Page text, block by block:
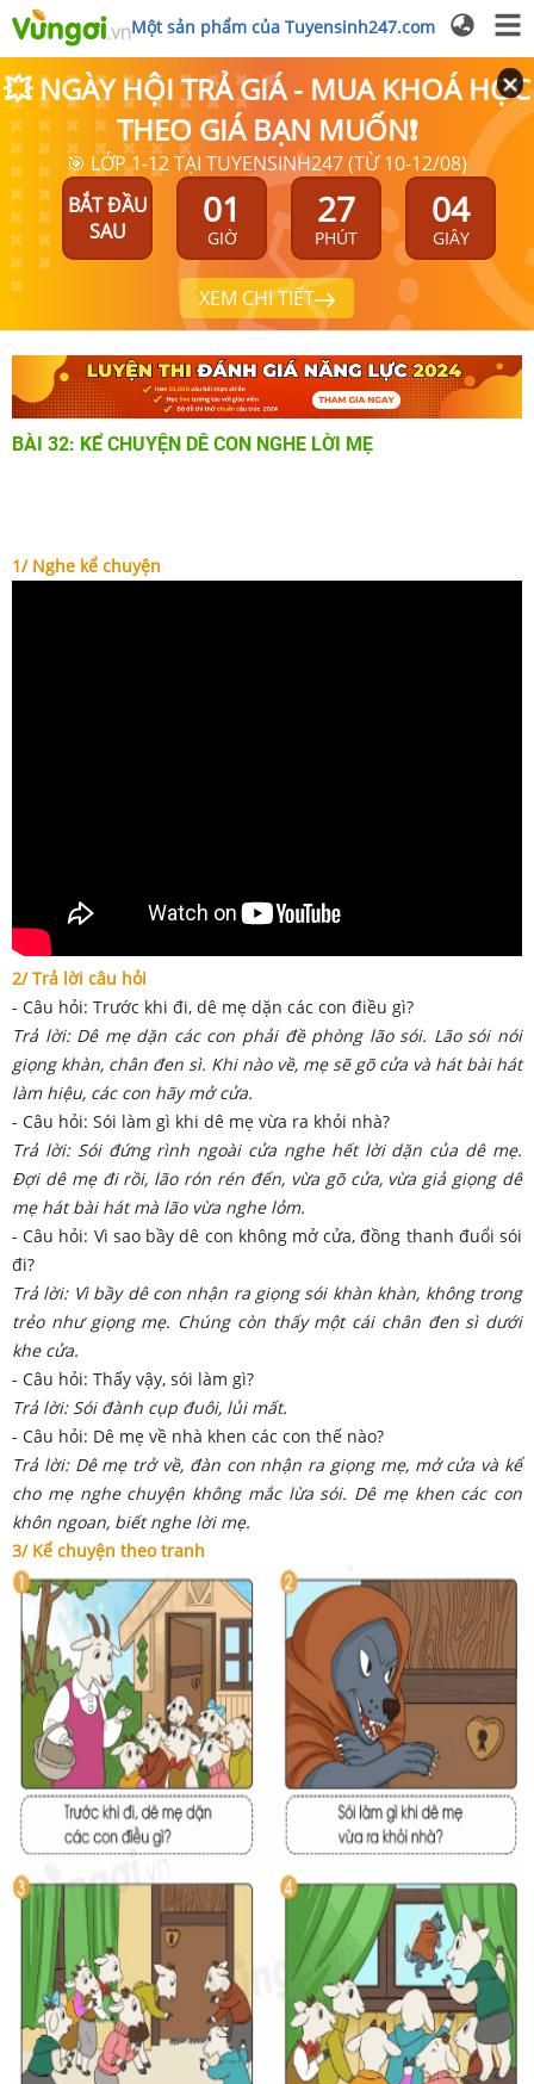
Một sản phẩm của Tuyensinh247.com
💥 NGÀY HỘI TRẢ GIÁ - MUA KHOÁ HỌC
THEO GIÁ BẠN MUỐN❗
🎯 LỚP 1-12 TẠI TUYENSINH247 (TỪ 10-12/08)
BẮT ĐẦU
SAU
01
GIỜ
27
PHÚT
03
GIÂY
XEM CHI TIẾT
BÀI 32: KỂ CHUYỆN DÊ CON NGHE LỜI MẸ
1/ Nghe kể chuyện
2/ Trả lời câu hỏi
- Câu hỏi: Trước khi đi, dê mẹ dặn các con điều gì?
Trả lời: Dê mẹ dặn các con phải đề phòng lão sói. Lão sói nói
giọng khàn, chân đen sì. Khi nào về, mẹ sẽ gõ cửa và hát bài hát
làm hiệu, các con hãy mở cửa.
- Câu hỏi: Sói làm gì khi dê mẹ vừa ra khỏi nhà?
Trả lời: Sói đứng rình ngoài cửa nghe hết lời dặn của dê mẹ.
Đợi dê mẹ đi rồi, lão rón rén đến, vừa gõ cửa, vừa giả giọng dê
mẹ hát bài hát mà lão vừa nghe lỏm.
- Câu hỏi: Vì sao bầy dê con không mở cửa, đồng thanh đuổi sói
đi?
Trả lời: Vì bầy dê con nhận ra giọng sói khàn khàn, không trong
trẻo như giọng mẹ. Chúng còn thấy một cái chân đen sì dưới
khe cửa.
- Câu hỏi: Thấy vậy, sói làm gì?
Trả lời: Sói đành cụp đuôi, lủi mất.
- Câu hỏi: Dê mẹ về nhà khen các con thế nào?
Trả lời: Dê mẹ trở về, đàn con nhận ra giọng mẹ, mở cửa và kể
cho mẹ nghe chuyện không mắc lừa sói. Dê mẹ khen các con
khôn ngoan, biết nghe lời mẹ.
3/ Kể chuyện theo tranh